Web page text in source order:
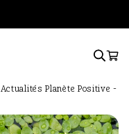
Panier
Actualités Planète Positive -